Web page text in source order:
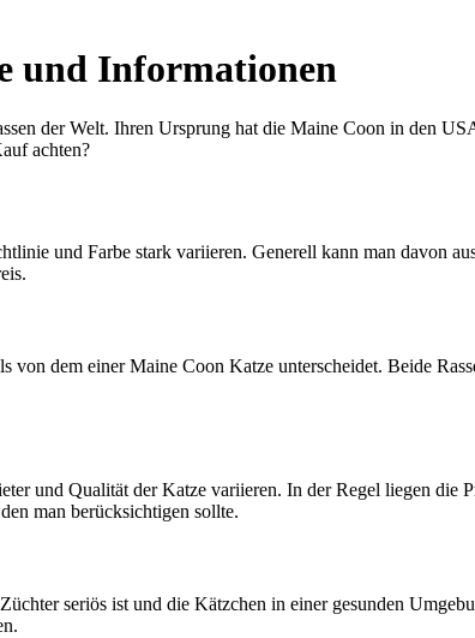
und Informationen
der Welt. Ihren Ursprung hat die Maine Coon in den
achten?
und Farbe stark variieren. Generell kann man davon
von dem einer Maine Coon Katze unterscheidet. Beide
und Qualität der Katze variieren. In der Regel liegen die
man berücksichtigen sollte.
seriös ist und die Kätzchen in einer gesunden